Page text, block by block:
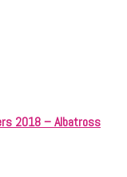
2018 – Albatross